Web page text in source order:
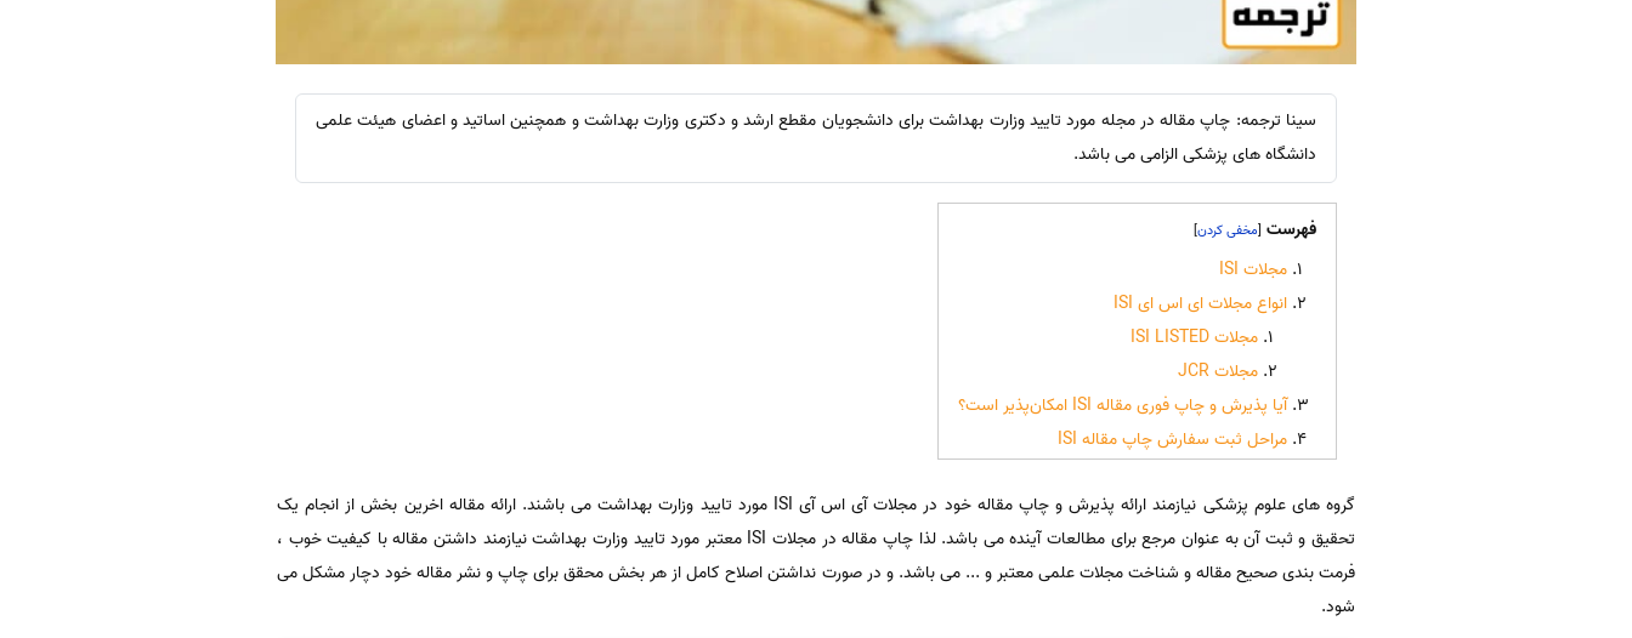
سینا ترجمه: چاپ مقاله در مجله مورد تایید وزارت بهداشت برای دانشجویان مقطع ارشد و دکتری وزارت بهداشت و همچنین اساتید و اعضای هیئت علمی
دانشگاه های پزشکی الزامی می باشد.
فهرست [
]
مجلات ISI
انواع مجلات ای اس ای ISI
مجلات ISI LISTED
مجلات JCR
آیا پذیرش و چاپ فوری مقاله ISI امکان‌پذیر است؟
مراحل ثبت سفارش چاپ مقاله ISI
گروه های علوم پزشکی نیازمند ارائه پذیرش و چاپ مقاله خود در مجلات آی اس آی ISI مورد تایید وزارت بهداشت می باشند. ارائه مقاله اخرین بخش از انجام یک
تحقیق و ثبت آن به عنوان مرجع برای مطالعات آینده می باشد. لذا چاپ مقاله در مجلات ISI معتبر مورد تایید وزارت بهداشت نیازمند داشتن مقاله با کیفیت خوب ،
فرمت بندی صحیح مقاله و شناخت مجلات علمی معتبر و ... می باشد. و در صورت نداشتن اصلاح کامل از هر بخش محقق برای چاپ و نشر مقاله خود دچار مشکل می
شود.